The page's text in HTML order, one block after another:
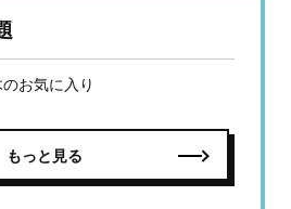
のお気に入り
もっと見る